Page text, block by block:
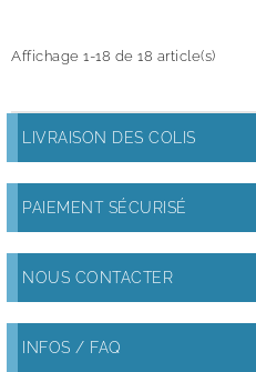
Affichage 1-18 de 18 article(s)
LIVRAISON DES COLIS
PAIEMENT SÉCURISÉ
NOUS CONTACTER
INFOS / FAQ